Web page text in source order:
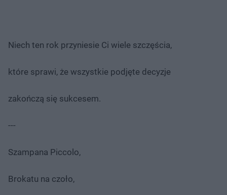
Niech ten rok przyniesie Ci wiele szczęścia,
które sprawi, że wszystkie podjęte decyzje
zakończą się sukcesem.
---
Szampana Piccolo,
Brokatu na czoło,